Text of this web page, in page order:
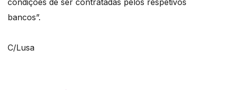
condições de ser contratadas pelos respetivos
bancos”.
C/Lusa